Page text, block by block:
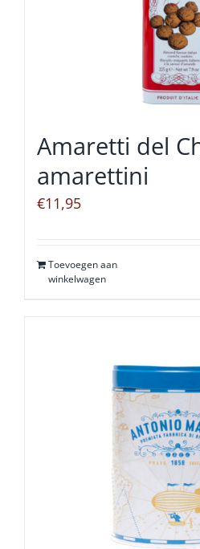
Amaretti del
amarettini
€11,95
Toevoegen aan
winkelwagen